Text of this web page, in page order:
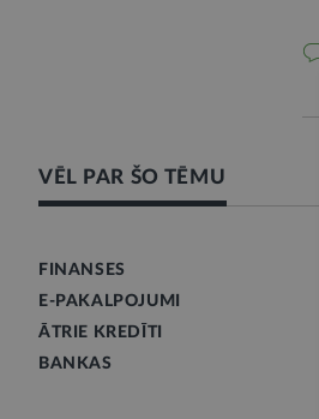
VĒL PAR ŠO TĒMU
FINANSES
E-PAKALPOJUMI
ĀTRIE KREDĪTI
BANKAS